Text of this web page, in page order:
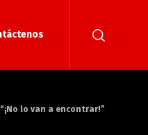
lo van a encontrar!”